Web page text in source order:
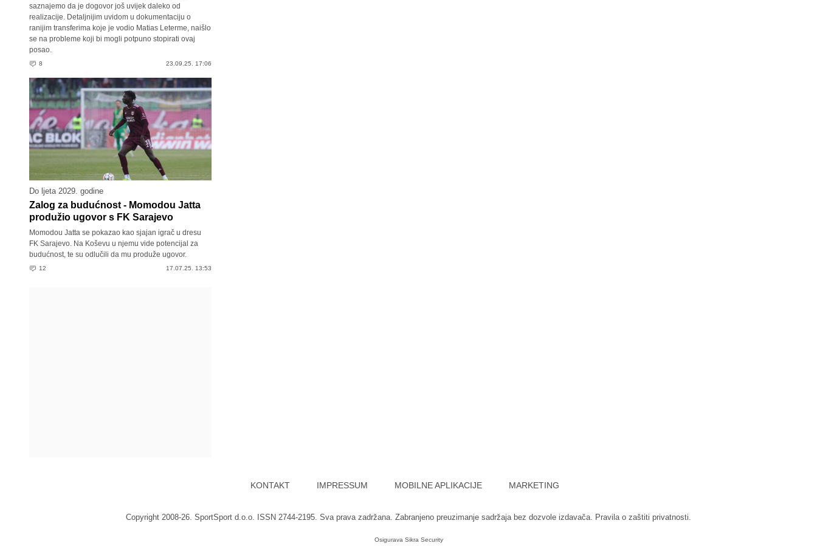
saznajemo da je dogovor još uvijek daleko od
realizacije. Detaljnijim uvidom u dokumentaciju o
ranijim transferima koje je vodio Matias Leterme, naišlo
se na probleme koji bi mogli potpuno stopirati ovaj
posao.
8 23.09.25. 17:06
Do ljeta 2029. godine
Zalog za budućnost - Momodou Jatta
produžio ugovor s FK Sarajevo
Momodou Jatta se pokazao kao sjajan igrač u dresu
FK Sarajevo. Na Koševu u njemu vide potencijal za
budućnost, te su odlučili da mu produže ugovor.
12 17.07.25. 13:53
KONTAKT IMPRESSUM MOBILNE APLIKACIJE MARKETING
Copyright 2008-26. SportSport d.o.o. ISSN 2744-2195. Sva prava zadržana. Zabranjeno preuzimanje sadržaja bez dozvole izdavača. Pravila o zaštiti privatnosti.
Osigurava Sikra Security